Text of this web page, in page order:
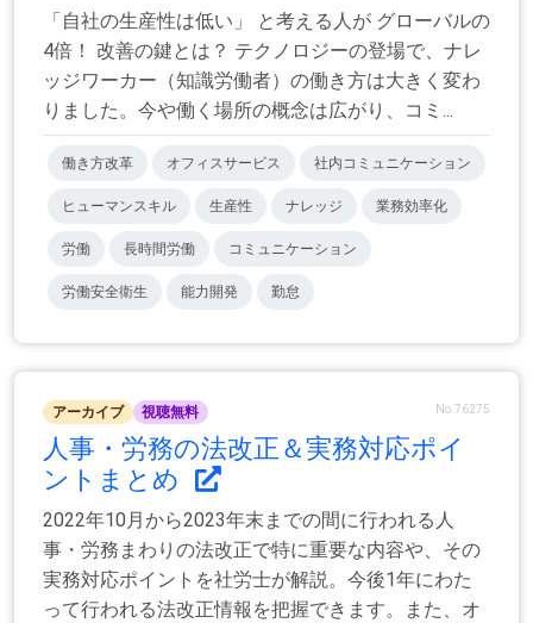
「自社の生産性は低い」 と考える人が グローバルの
4倍！ 改善の鍵とは？ テクノロジーの登場で、ナレ
ッジワーカー（知識労働者）の働き方は大きく変わ
りました。今や働く場所の概念は広がり、コミ...
働き方改革 オフィスサービス 社内コミュニケーション
ヒューマンスキル 生産性 ナレッジ 業務効率化
労働 長時間労働 コミュニケーション
労働安全衛生 能力開発 勤怠
アーカイブ 視聴無料 No.76275
人事・労務の法改正＆実務対応ポイ
ントまとめ
2022年10月から2023年末までの間に行われる人
事・労務まわりの法改正で特に重要な内容や、その
実務対応ポイントを社労士が解説。今後1年にわた
って行われる法改正情報を把握できます。また、オ